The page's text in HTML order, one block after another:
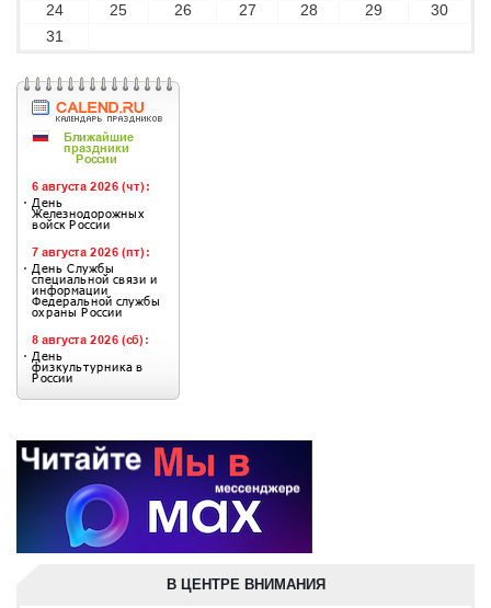
24
25 26 27 28 29
30
31
В ЦЕНТРЕ ВНИМАНИЯ